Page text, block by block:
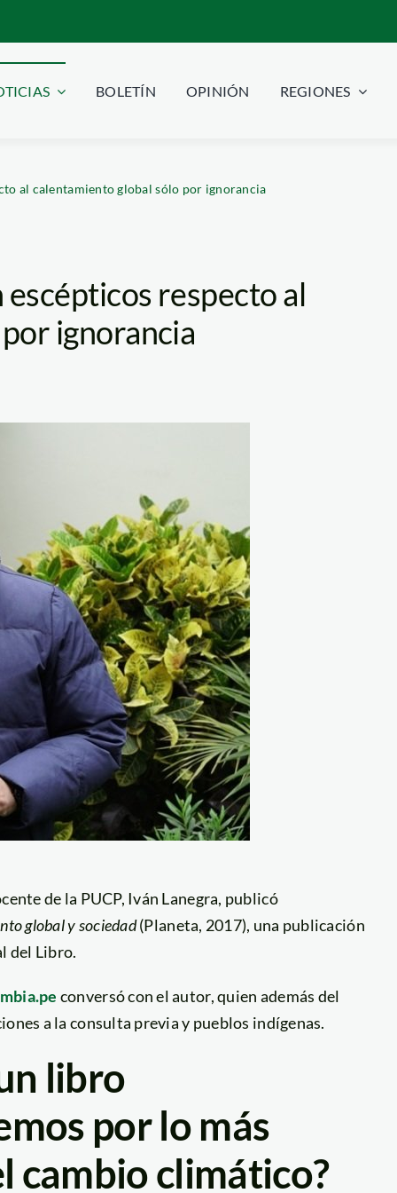
BOLETÍN OPINIÓN REGIONES
al calentamiento global sólo por ignorancia
respecto al
ignorancia
de la PUCP, Iván Lanegra, publicó
global y sociedad(Planeta, 2017), una publicación
del Libro.
conversó con el autor, quien además del
a la consulta previa y pueblos indígenas.
libro
por lo más
cambio climático?